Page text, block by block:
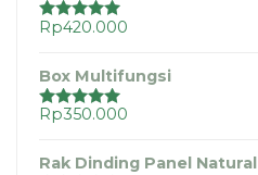
Dinilai5.00
Rp420.000
Box Multifungsi
Dinilai5.00
Rp350.000
Rak Dinding Panel Natural